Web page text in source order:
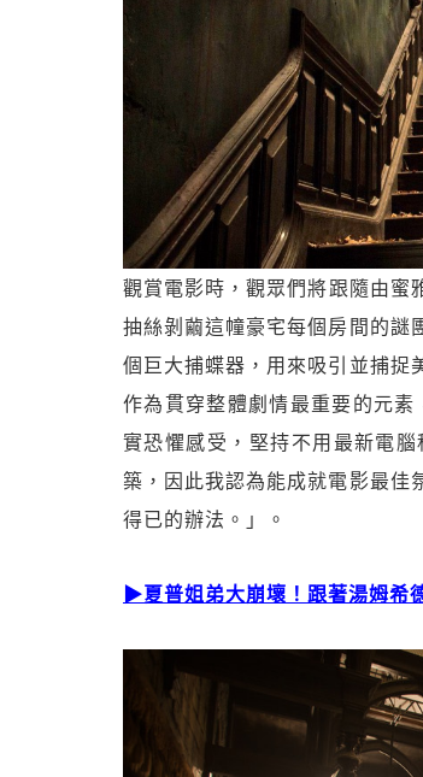
觀賞電影時，觀眾們將跟隨由
抽絲剝繭這幢豪宅每個房間的謎
個巨大捕蝶器，用來吸引並捕捉
作為貫穿整體劇情最重要的元
實恐懼感受，堅持不用最新電
築，因此我認為能成就電影最佳
得已的辦法。」。
▶夏普姐弟大崩壞！跟著湯姆